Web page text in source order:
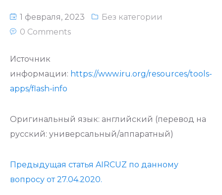
1 февраля, 2023
Без категории
0 Comments
Источник
информации: https://www.iru.org/resources/tools-
apps/flash-info
Оригинальный язык: английский (перевод на
русский: универсальный/аппаратный)
Предыдущая статья AIRCUZ по данному
вопросу от 27.04.2020.